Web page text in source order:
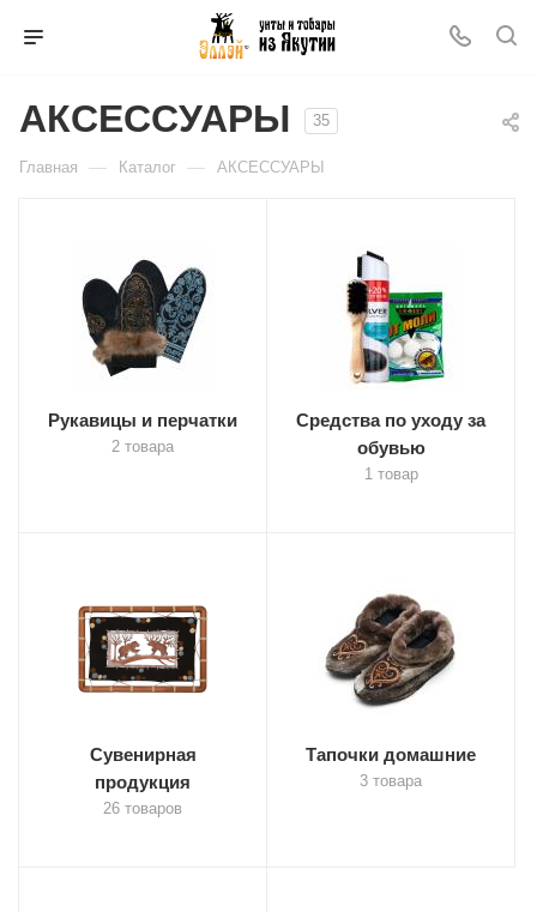
АКСЕССУАРЫ 35
Главная — Каталог — АКСЕССУАРЫ
Рукавицы и перчатки
2 товара
Средства по уходу за
обувью
1 товар
Сувенирная
продукция
26 товаров
Тапочки домашние
3 товара